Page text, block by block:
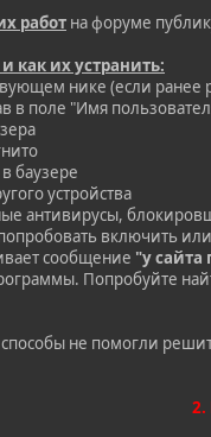
работ на форуме
как их устранить:
нике (если ранее
в поле "Имя
баузере
устройства
антивирусы,
включить
сообщение "у сайта
Попробуйте
не помогли
2.